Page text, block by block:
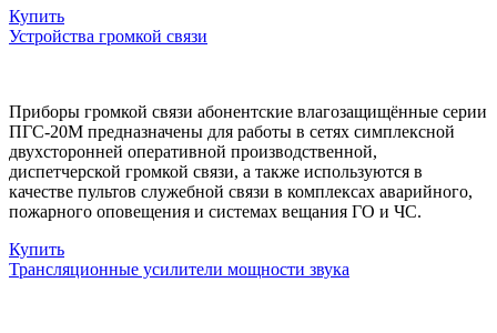
Купить
Устройства громкой связи
Приборы громкой связи абонентские влагозащищённые серии
ПГС-20М предназначены для работы в сетях симплексной
двухсторонней оперативной производственной,
диспетчерской громкой связи, а также используются в
качестве пультов служебной связи в комплексах аварийного,
пожарного оповещения и системах вещания ГО и ЧС.
Купить
Трансляционные усилители мощности звука